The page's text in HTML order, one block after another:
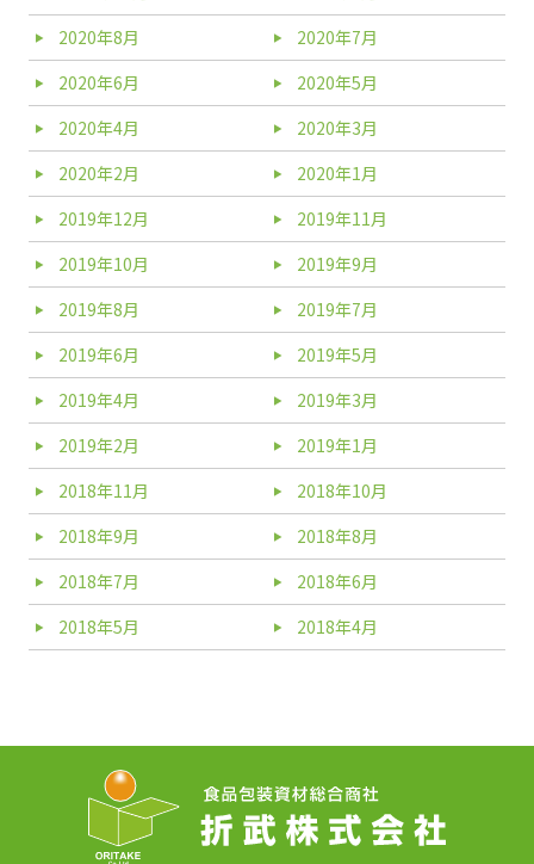
2020年8月
2020年7月
2020年6月
2020年5月
2020年4月
2020年3月
2020年2月
2020年1月
2019年12月
2019年11月
2019年10月
2019年9月
2019年8月
2019年7月
2019年6月
2019年5月
2019年4月
2019年3月
2019年2月
2019年1月
2018年11月
2018年10月
2018年9月
2018年8月
2018年7月
2018年6月
2018年5月
2018年4月